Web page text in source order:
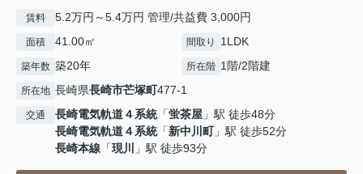
賃料 5.2万円～5.4万円 管理/共益費 3,000円
面積 41.00㎡ 間取り 1LDK
築年数 築20年 所在階 1階/2階建
所在地 長崎県長崎市芒塚町477-1
交通 長崎電気軌道４系統「蛍茶屋 」駅 徒歩48分
長崎電気軌道４系統「新中川町」駅 徒歩52分
長崎本線 「現川 」駅 徒歩93分